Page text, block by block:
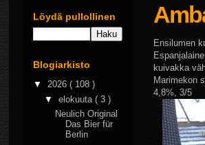
Ensilumen
kuivakka
Marimekon
4,8%, 3/5
Löydä pullollinen
Blogiarkisto
▼ 2026 ( 108 )
▼ elokuuta ( 3 )
Neulich Original
Das Bier für
Berlin